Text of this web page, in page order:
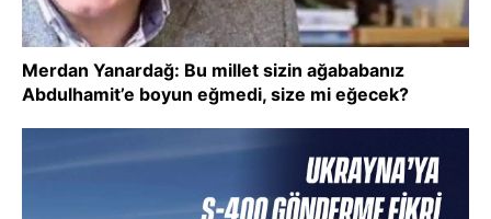
Merdan Yanardağ: Bu millet sizin ağababanız
Abdulhamit’e boyun eğmedi, size mi eğecek?